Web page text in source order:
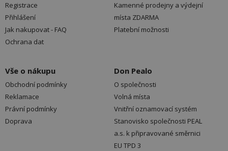
Registrace
Přihlášení
Jak nakupovat - FAQ
Ochrana dat
Kamenné prodejny a výdejní
místa ZDARMA
Platební možnosti
Vše o nákupu
Obchodní podmínky
Reklamace
Právní podmínky
Doprava
Don Pealo
O společnosti
Volná místa
Vnitřní oznamovací systém
Stanovisko společnosti PEAL
a.s. k připravované směrnici
EU TPD 3